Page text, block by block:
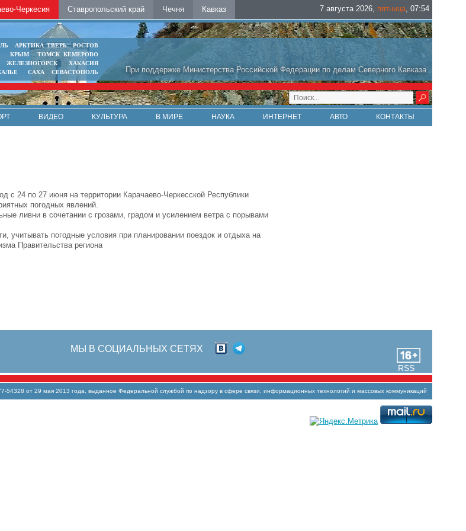
Черкесия Ставропольский край Чечня Кавказ 7 августа 2026, пятница, 07:54
При поддержке Министерства Российской Федерации по делам Северного Кавказа
АРКТИКА ТВЕРЬ
РОСТОВ
КРЫМ ТОМСК КЕМЕРОВО
ЖЕЛЕЗНОГОРСК
ХАКАСИЯ
САХА СЕВАСТОПОЛЬ
ВИДЕО КУЛЬТУРА В МИРЕ НАУКА ИНТЕРНЕТ АВТО КОНТАКТЫ
с 24 по 27 июня на территории Карачаево-Черкесской Республики
погодных явлений.
ливни в сочетании с грозами, градом и усилением ветра с порывами
учитывать погодные условия при планировании поездок и отдыха на
Правительства региона
RSS
МЫ В СОЦИАЛЬНЫХ СЕТЯХ
от 29 мая 2013 года, выданное Федеральной службой по надзору в сфере связи, информационных технологий и массовых коммуникаций